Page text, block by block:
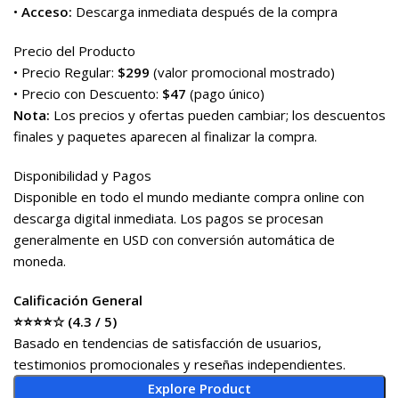
• Acceso: Descarga inmediata después de la compra
Precio del Producto
• Precio Regular: $299 (valor promocional mostrado)
• Precio con Descuento: $47 (pago único)
Nota: Los precios y ofertas pueden cambiar; los descuentos
finales y paquetes aparecen al finalizar la compra.
Disponibilidad y Pagos
Disponible en todo el mundo mediante compra online con
descarga digital inmediata. Los pagos se procesan
generalmente en USD con conversión automática de
moneda.
Calificación General
⭐⭐⭐⭐☆ (4.3 / 5)
Basado en tendencias de satisfacción de usuarios,
testimonios promocionales y reseñas independientes.
Explore Product